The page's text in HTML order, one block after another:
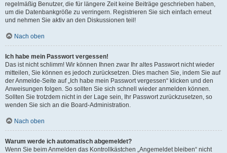
regelmäßig Benutzer, die für längere Zeit keine Beiträge geschrieben haben,
um die Datenbankgröße zu verringern. Registrieren Sie sich einfach erneut
und nehmen Sie aktiv an den Diskussionen teil!
Nach oben
Ich habe mein Passwort vergessen!
Das ist nicht schlimm! Wir können Ihnen zwar Ihr altes Passwort nicht wieder
mitteilen, Sie können es jedoch zurücksetzen. Dies machen Sie, indem Sie auf
der Anmelde-Seite auf „Ich habe mein Passwort vergessen“ klicken und den
Anweisungen folgen. So sollten Sie sich schnell wieder anmelden können.
Sollten Sie trotzdem nicht in der Lage sein, Ihr Passwort zurückzusetzen, so
wenden Sie sich an die Board-Administration.
Nach oben
Warum werde ich automatisch abgemeldet?
Wenn Sie beim Anmelden das Kontrollkästchen „Angemeldet bleiben“ nicht